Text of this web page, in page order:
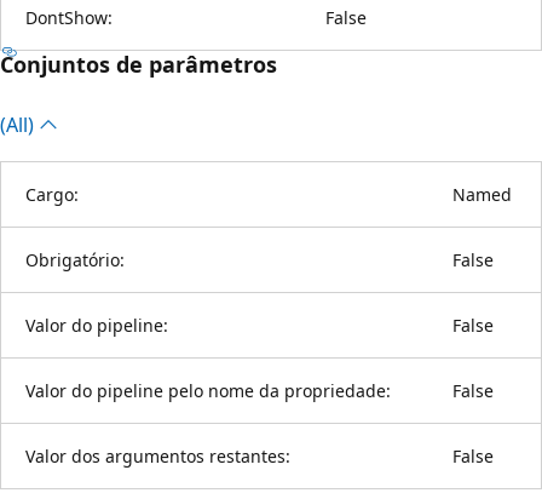
DontShow: False
Conjuntos de parâmetros
(All)
Cargo: Named
Obrigatório: False
Valor do pipeline: False
Valor do pipeline pelo nome da propriedade: False
Valor dos argumentos restantes: False